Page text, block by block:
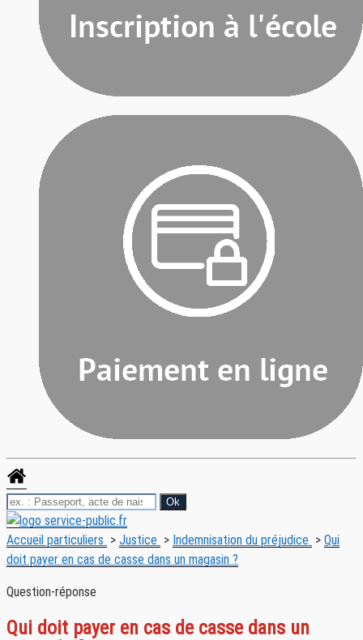
Accueil particuliers > Justice > Indemnisation du préjudice > Qui
doit payer en cas de casse dans un magasin ?
Question-réponse
Qui doit payer en cas de casse dans un